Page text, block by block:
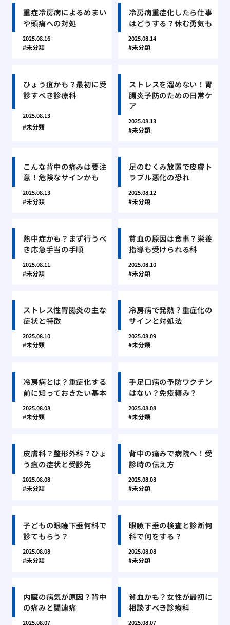
重症冷房病によるめまい
や頭痛への対処
2025.08.16
未分類
冷房病重症化したら仕事
はどうする？休む勇気も
2025.08.14
未分類
ひょう疽かも？最初に受
診すべき診療科
2025.08.13
未分類
ストレスを溜めない！胃
腸炎予防のための日常ケ
ア
2025.08.13
未分類
こんな背中の痛みは要注
意！危険なサインかも
2025.08.13
未分類
足のむくみ放置で皮膚ト
ラブル悪化の恐れ
2025.08.12
未分類
熱中症かも？まず行うべ
き応急手当の手順
2025.08.11
未分類
貧血の原因は食事？栄養
指導も受けられる科
2025.08.10
未分類
ストレス性胃腸炎の主な
症状と特徴
2025.08.10
未分類
冷房病で発熱？重症化の
サインと対処法
2025.08.09
未分類
冷房病とは？重症化する
前に知っておきたい基本
2025.08.08
未分類
手足口病の予防ワクチン
はない？免疫頼み？
2025.08.08
未分類
皮膚科？整形外科？ひょ
う疽の症状と受診先
2025.08.08
未分類
背中の痛みで病院へ！受
診時の伝え方
2025.08.08
未分類
子どもの眼瞼下垂何科で
診てもらう？
2025.08.08
未分類
眼瞼下垂の検査と診断何
科で何をする？
2025.08.08
未分類
内臓の病気が原因？背中
の痛みと関連痛
2025.08.07
貧血かも？女性が最初に
相談すべき診療科
2025.08.07